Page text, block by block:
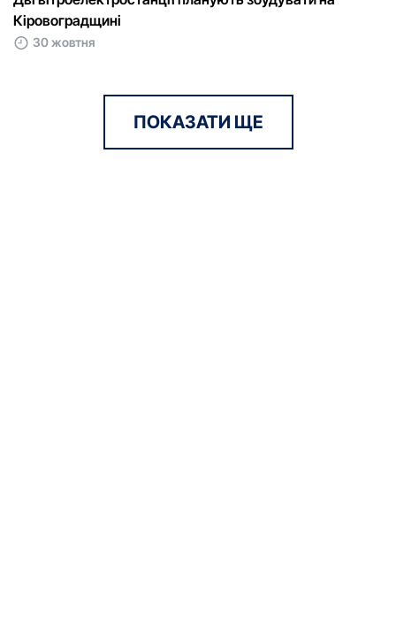
Кірoвoградщині
30 жовтня
ПОКАЗАТИ ЩЕ